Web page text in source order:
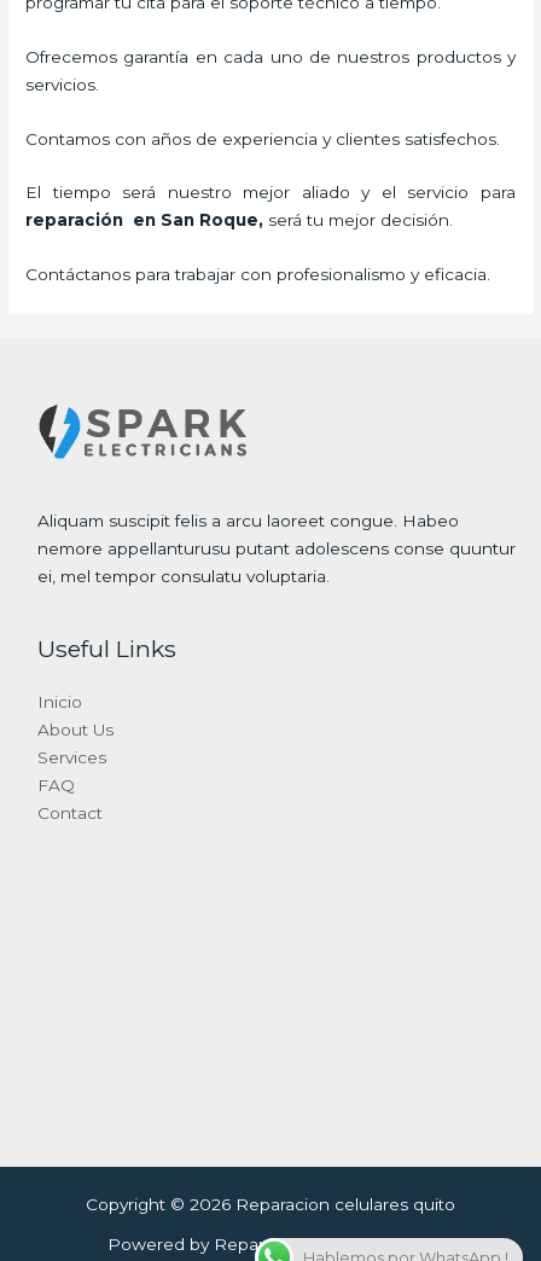
Ofrecemos garantía en cada uno de nuestros productos y
servicios.
Contamos con años de experiencia y clientes satisfechos.
El tiempo será nuestro mejor aliado y el servicio para
reparación en San Roque, será tu mejor decisión.
Contáctanos para trabajar con profesionalismo y eficacia.
Aliquam suscipit felis a arcu laoreet congue. Habeo
nemore appellanturusu putant adolescens conse quuntur
ei, mel tempor consulatu voluptaria.
Useful Links
Inicio
About Us
Services
FAQ
Contact
Copyright © 2026 Reparacion celulares quito
Powered by Reparacion celulares quito